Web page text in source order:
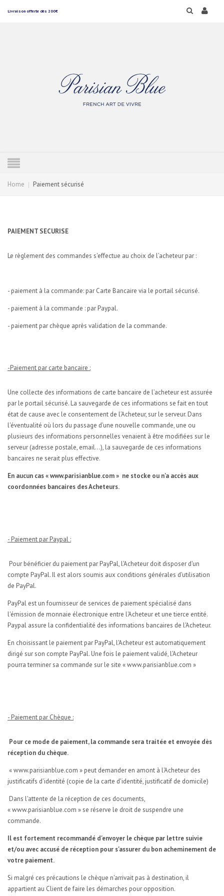
Livraison offerte dès 200€
Home Paiement sécurisé
PAIEMENT SECURISE
Le règlement des commandes s'effectue au choix de l’acheteur par :
- paiement à la commande: par Carte Bancaire via le portail sécurisé.
- paiement à la commande : par Paypal.
- paiement par chèque après validation de la commande.
-Paiement par carte bancaire :
Une collecte des informations de carte bancaire de l’acheteur est assurée
par le portail sécurisé. La sauvegarde de ces informations se fait en tout
état de cause avec le consentement de l’Acheteur, sur le serveur. Dans
l'éventualité où lors du passage d'une nouvelle commande, une ou
plusieurs des informations personnelles venaient à être modifiées sur le
serveur (adresse postale, email...), la sauvegarde de ces informations
bancaires ne serait plus effective.
En aucun cas « www.parisianblue.com » ne stocke ou n'a accès aux
coordonnées bancaires des Acheteurs.
- Paiement par Paypal :
Pour bénéficier du paiement par PayPal, l'Acheteur doit disposer d'un
compte PayPal. Il est alors soumis aux conditions générales d'utilisation
de PayPal.
PayPal est un fournisseur de services de paiement spécialisé dans
l'émission de monnaie électronique entre l'Acheteur et une tierce entité.
Paypal assure la confidentialité des informations bancaires de l'Acheteur.
En choisissant le paiement par PayPal, l'Acheteur est automatiquement
dirigé sur son compte PayPal. Une fois le paiement validé, l'Acheteur
pourra terminer sa commande sur le site « www.parisianblue.com »
- Paiement par Chèque :
Pour ce mode de paiement, la commande sera traitée et envoyée dès
réception du chèque.
« www.parisianblue.com » peut demander en amont à l'Acheteur des
justificatifs d'identité (copie de la carte d'identité, justificatif de domicile)
Dans l'attente de la réception de ces documents,
« www.parisianblue.com » se réserve le droit de suspendre une
commande.
Il est fortement recommandé d'envoyer le chèque par lettre suivie
et/ou avec accusé de réception pour s'assurer du bon acheminement de
votre paiement.
Si malgré ces précautions le chèque n'arrivait pas à destination, il
appartient au Client de faire les démarches pour opposition.